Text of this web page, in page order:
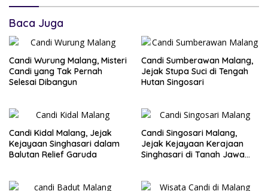
Baca Juga
Candi Wurung Malang, Misteri
Candi yang Tak Pernah
Selesai Dibangun
Candi Sumberawan Malang,
Jejak Stupa Suci di Tengah
Hutan Singosari
Candi Kidal Malang, Jejak
Kejayaan Singhasari dalam
Balutan Relief Garuda
Candi Singosari Malang,
Jejak Kejayaan Kerajaan
Singhasari di Tanah Jawa